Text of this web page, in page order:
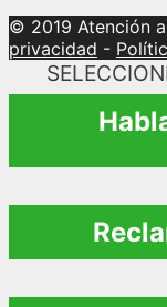
© 2019 Atención
privacidad -